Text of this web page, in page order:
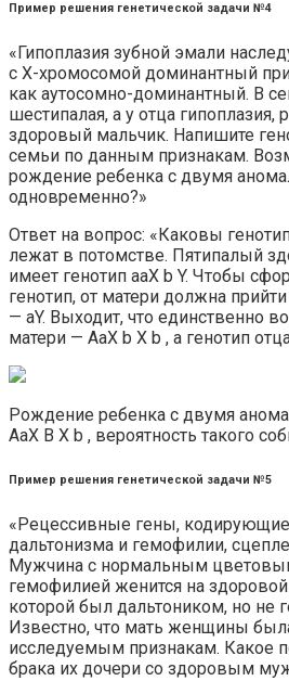
Пример решения генетической задачи №4
«Гипоплазия зубной эмали
с X-хромосомой доминантный
как аутосомно-доминантный. В
шестипалая, а у отца гипоплазия,
здоровый мальчик. Напишите
семьи по данным признакам.
рождение ребенка с двумя
одновременно?»
Ответ на вопрос: «Каковы
лежат в потомстве. Пятипалый
имеет генотип aaX b Y. Чтобы
генотип, от матери должна
— aY. Выходит, что единственно
матери — AaX b X b , а генотип
Рождение ребенка с двумя
AaX B X b , вероятность такого
Пример решения генетической задачи №5
«Рецессивные гены,
дальтонизма и гемофилии,
Мужчина с нормальным
гемофилией женится на
которой был дальтоником, но не
Известно, что мать женщины
исследуемым признакам. Какое
брака их дочери со здоровым